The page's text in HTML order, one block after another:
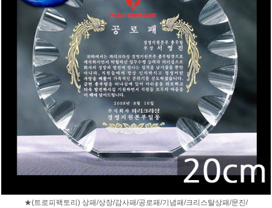
★(트로피팩토리) 상패/상장/감사패/공로패/기념패/크리스탈상패/문진/